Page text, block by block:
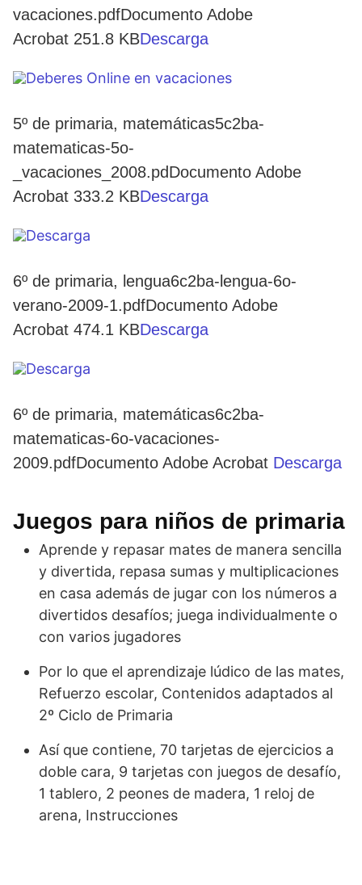
vacaciones.pdfDocumento Adobe
Acrobat 251.8 KBDescarga
5º de primaria, matemáticas5c2ba-
matematicas-5o-
_vacaciones_2008.pdDocumento Adobe
Acrobat 333.2 KBDescarga
6º de primaria, lengua6c2ba-lengua-6o-
verano-2009-1.pdfDocumento Adobe
Acrobat 474.1 KBDescarga
6º de primaria, matemáticas6c2ba-
matematicas-6o-vacaciones-
2009.pdfDocumento Adobe Acrobat Descarga
Juegos para niños de primaria
Aprende y repasar mates de manera sencilla
y divertida, repasa sumas y multiplicaciones
en casa además de jugar con los números a
divertidos desafíos; juega individualmente o
con varios jugadores
Por lo que el aprendizaje lúdico de las mates,
Refuerzo escolar, Contenidos adaptados al
2º Ciclo de Primaria
Así que contiene, 70 tarjetas de ejercicios a
doble cara, 9 tarjetas con juegos de desafío,
1 tablero, 2 peones de madera, 1 reloj de
arena, Instrucciones